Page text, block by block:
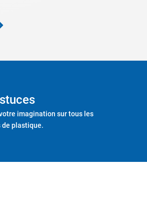
imagination sur tous les
de plastique.